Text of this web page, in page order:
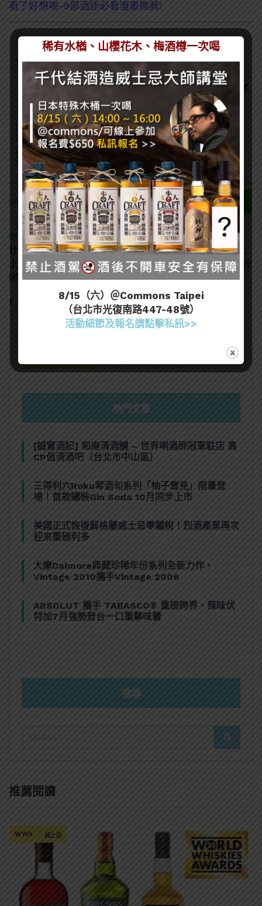
看了好想喝~9部酒迷必看漫畫推薦!
訂閱一飲樂酒誌電子報
喜歡我們的內容嗎？在此訂閱電子報，掌握最新酒聞和獨家
會員優惠吧！
0
SHARES
MA MATT
什麼酒都喝，酒精中漂浮的塵世小書僮，沒事喝喝酒上
上課。終於考過葡萄酒WSET L3、唎酒師，接下來該去
哪呢？
熱門文章
[誠實酒記] 和庵清酒舖 – 世界唎酒師冠軍駐店 高
CP值清酒吧（台北市中山區）
三得利六Roku琴酒旬系列「柚子雪見」限量登
場！首款罐裝Gin Soda 10月同步上市
美國正式恢復蘇格蘭威士忌零關稅！烈酒產業再次
迎來重磅利多
大摩Dalmore典藏珍稀年份系列全新力作，
Vintage 2010攜手Vintage 2006
ABSOLUT 攜手 TABASCO® 重磅跨界，辣味伏
特加7月強勢登台一口重擊味蕾
搜尋
FOR:
SEARCH
推薦閱讀
WWA 威士忌
稀有水楢、山櫻花木、梅酒樽一次喝
8/15（六）＠Commons Taipei
（台北市光復南路447-48號）
活動細節及報名請點擊私訊>>